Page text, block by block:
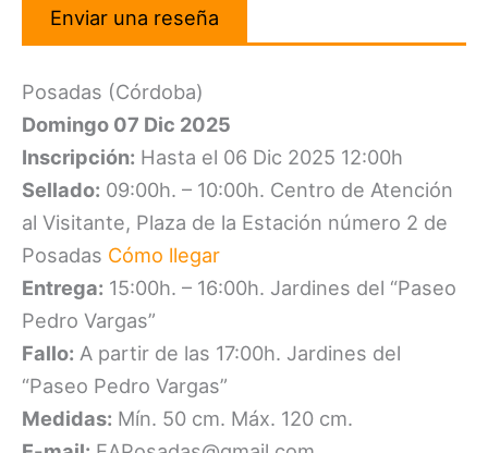
Enviar una reseña
Posadas (Córdoba)
Domingo 07 Dic 2025
Inscripción: Hasta el 06 Dic 2025 12:00h
Sellado: 09:00h. – 10:00h. Centro de Atención
al Visitante, Plaza de la Estación número 2 de
Posadas Cómo llegar
Entrega: 15:00h. – 16:00h. Jardines del “Paseo
Pedro Vargas”
Fallo: A partir de las 17:00h. Jardines del
“Paseo Pedro Vargas”
Medidas: Mín. 50 cm. Máx. 120 cm.